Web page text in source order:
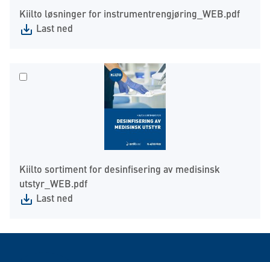
Kiilto løsninger for instrumentrengjøring_WEB.pdf
Last ned
Kiilto sortiment for desinfisering av medisinsk
utstyr_WEB.pdf
Last ned